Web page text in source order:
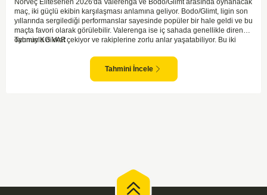
Norveç Eliteserien 2026'da Valerenga ve Bodo/Glimt arasında oynanacak
maç, iki güçlü ekibin karşılaşması anlamına geliyor. Bodo/Glimt, ligin son
yıllarında sergilediği performanslar sayesinde popüler bir hale geldi ve bu
maçta favori olarak görülebilir. Valerenga ise iç sahada genellikle dirençli
oyunuyla dikkat çekiyor ve rakiplerine zorlu anlar yaşatabiliyor. Bu iki
karşılaşmalara tanık olabiliyoruz. Taraftar desteğini arkasına alarak
sahasında etkili performans sergileyen Valerenga, Bodo/Glimt karşısında
gol bulmakta zorlanmayabilir. Aynı şekilde, Bodo/Glimt'in de hücum gücü
Tahmin KG VAR
Tahmini İncele